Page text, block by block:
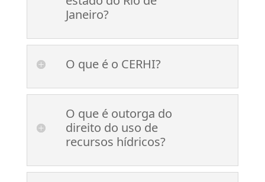
Janeiro?
O que é o CERHI?
O que é outorga do
direito do uso de
recursos hídricos?